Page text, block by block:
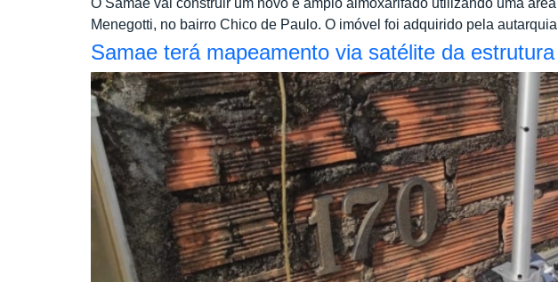
Menegotti, no bairro Chico de Paulo. O imóvel foi adquirido pela
Samae terá mapeamento via satélite da